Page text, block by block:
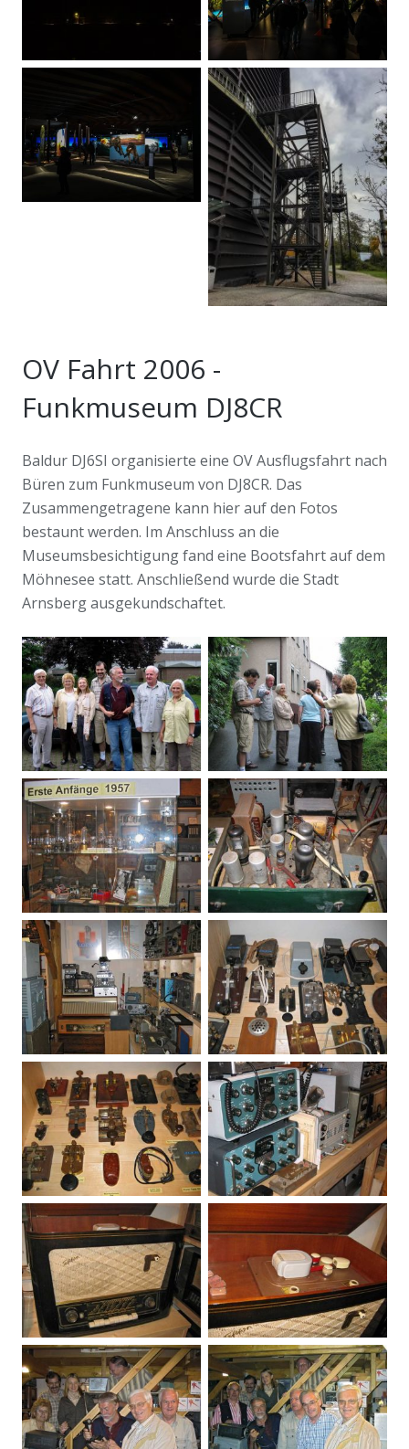
OV Fahrt 2006 -
Funkmuseum DJ8CR
Baldur DJ6SI organisierte eine OV Ausflugsfahrt nach
Büren zum Funkmuseum von DJ8CR. Das
Zusammengetragene kann hier auf den Fotos
bestaunt werden. Im Anschluss an die
Museumsbesichtigung fand eine Bootsfahrt auf dem
Möhnesee statt. Anschließend wurde die Stadt
Arnsberg ausgekundschaftet.